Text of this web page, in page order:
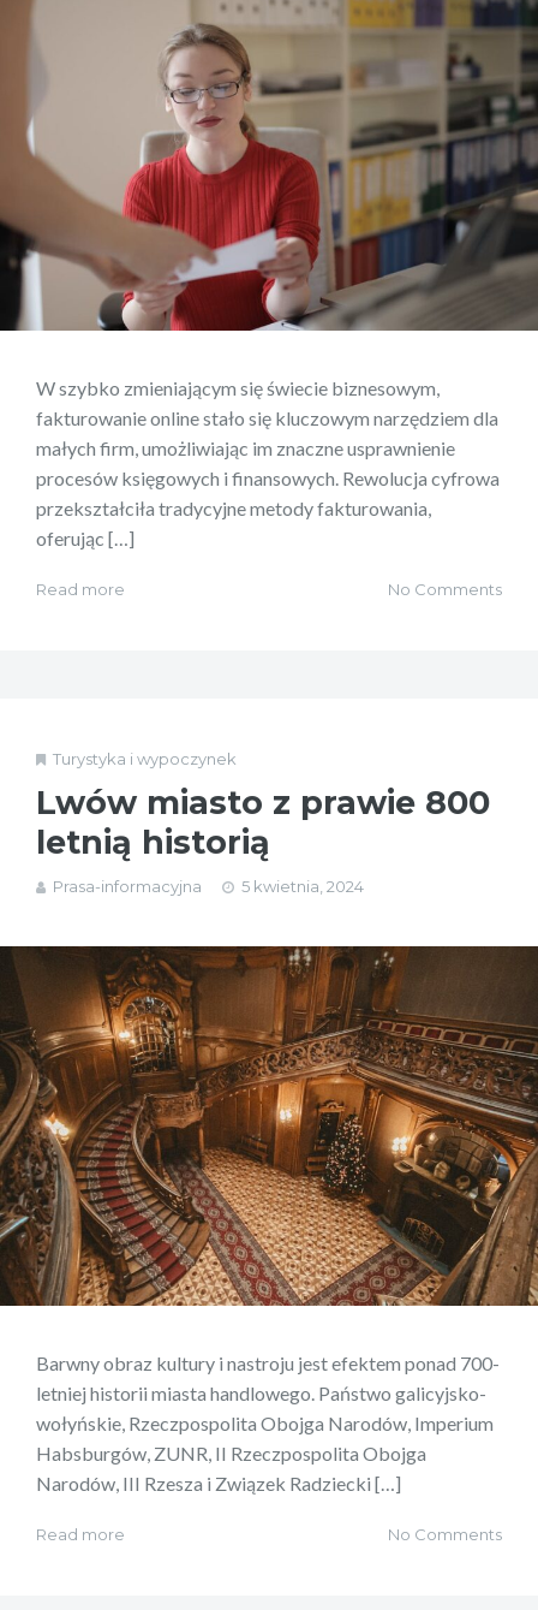
W szybko zmieniającym się świecie biznesowym,
fakturowanie online stało się kluczowym narzędziem dla
małych firm, umożliwiając im znaczne usprawnienie
procesów księgowych i finansowych. Rewolucja cyfrowa
przekształciła tradycyjne metody fakturowania,
oferując […]
Read more No Comments
Turystyka i wypoczynek
Lwów miasto z prawie 800
letnią historią
Prasa-informacyjna 5 kwietnia, 2024
Barwny obraz kultury i nastroju jest efektem ponad 700-
letniej historii miasta handlowego. Państwo galicyjsko-
wołyńskie, Rzeczpospolita Obojga Narodów, Imperium
Habsburgów, ZUNR, II Rzeczpospolita Obojga
Narodów, III Rzesza i Związek Radziecki […]
Read more No Comments